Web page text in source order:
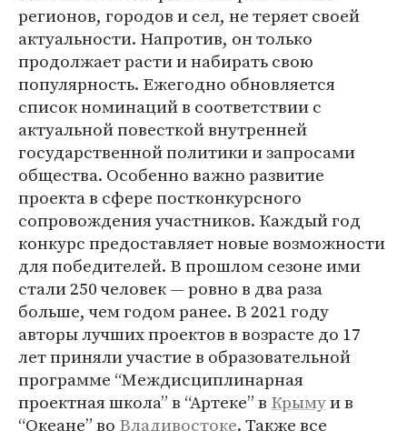
регионов, городов и сел, не теряет своей
актуальности. Напротив, он только
продолжает расти и набирать свою
популярность. Ежегодно обновляется
список номинаций в соответствии с
актуальной повесткой внутренней
государственной политики и запросами
общества. Особенно важно развитие
проекта в сфере постконкурсного
сопровождения участников. Каждый год
конкурс предоставляет новые возможности
для победителей. В прошлом сезоне ими
стали 250 человек — ровно в два раза
больше, чем годом ранее. В 2021 году
авторы лучших проектов в возрасте до 17
лет приняли участие в образовательной
программе “Междисциплинарная
проектная школа” в “Артеке” в Крымуи в
“Океане” во Владивостоке. Также все